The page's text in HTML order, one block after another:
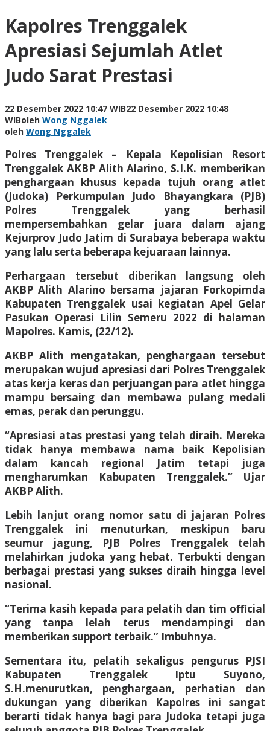
Kapolres Trenggalek
Apresiasi Sejumlah Atlet
Judo Sarat Prestasi
22 Desember 2022 10:47 WIB22 Desember 2022 10:48
WIBoleh Wong Nggalek
oleh Wong Nggalek
Polres Trenggalek – Kepala Kepolisian Resort
Trenggalek AKBP Alith Alarino, S.I.K. memberikan
penghargaan khusus kepada tujuh orang atlet
(Judoka) Perkumpulan Judo Bhayangkara (PJB)
Polres Trenggalek yang berhasil
mempersembahkan gelar juara dalam ajang
Kejurprov Judo Jatim di Surabaya beberapa waktu
yang lalu serta beberapa kejuaraan lainnya.
Perhargaan tersebut diberikan langsung oleh
AKBP Alith Alarino bersama jajaran Forkopimda
Kabupaten Trenggalek usai kegiatan Apel Gelar
Pasukan Operasi Lilin Semeru 2022 di halaman
Mapolres. Kamis, (22/12).
AKBP Alith mengatakan, penghargaan tersebut
merupakan wujud apresiasi dari Polres Trenggalek
atas kerja keras dan perjuangan para atlet hingga
mampu bersaing dan membawa pulang medali
emas, perak dan perunggu.
“Apresiasi atas prestasi yang telah diraih. Mereka
tidak hanya membawa nama baik Kepolisian
dalam kancah regional Jatim tetapi juga
mengharumkan Kabupaten Trenggalek.” Ujar
AKBP Alith.
Lebih lanjut orang nomor satu di jajaran Polres
Trenggalek ini menuturkan, meskipun baru
seumur jagung, PJB Polres Trenggalek telah
melahirkan judoka yang hebat. Terbukti dengan
berbagai prestasi yang sukses diraih hingga level
nasional.
“Terima kasih kepada para pelatih dan tim official
yang tanpa lelah terus mendampingi dan
memberikan support terbaik.” Imbuhnya.
Sementara itu, pelatih sekaligus pengurus PJSI
Kabupaten Trenggalek Iptu Suyono,
S.H.menurutkan, penghargaan, perhatian dan
dukungan yang diberikan Kapolres ini sangat
berarti tidak hanya bagi para Judoka tetapi juga